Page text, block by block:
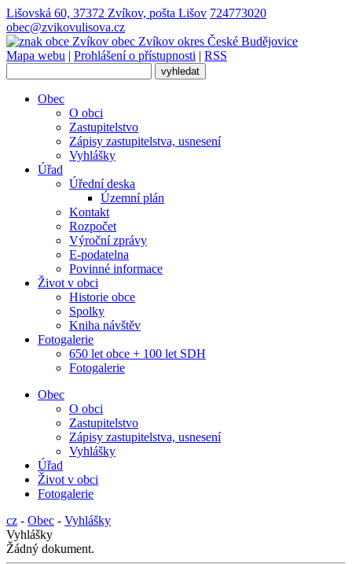
Lišovská 60, 37372 Zvíkov, pošta Lišov 724773020
obec@zvikovulisova.cz
obec Zvíkov okres České Budějovice
Mapa webu | Prohlášení o přístupnosti | RSS
Obec
O obci
Zastupitelstvo
Zápisy zastupitelstva, usnesení
Vyhlášky
Úřad
Úřední deska
Územní plán
Kontakt
Rozpočet
Výroční zprávy
E-podatelna
Povinné informace
Život v obci
Historie obce
Spolky
Kniha návštěv
Fotogalerie
650 let obce + 100 let SDH
Fotogalerie
Obec
O obci
Zastupitelstvo
Zápisy zastupitelstva, usnesení
Vyhlášky
Úřad
Život v obci
Fotogalerie
cz - Obec - Vyhlášky
Vyhlášky
Žádný dokument.